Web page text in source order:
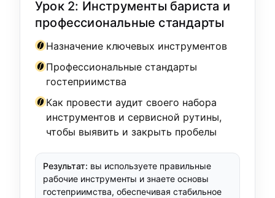
Урок 2: Инструменты бариста и
профессиональные стандарты
Назначение ключевых инструментов
Профессиональные стандарты
гостеприимства
Как провести аудит своего набора
инструментов и сервисной рутины,
чтобы выявить и закрыть пробелы
Результат: вы используете правильные
рабочие инструменты и знаете основы
гостеприимства, обеспечивая стабильное